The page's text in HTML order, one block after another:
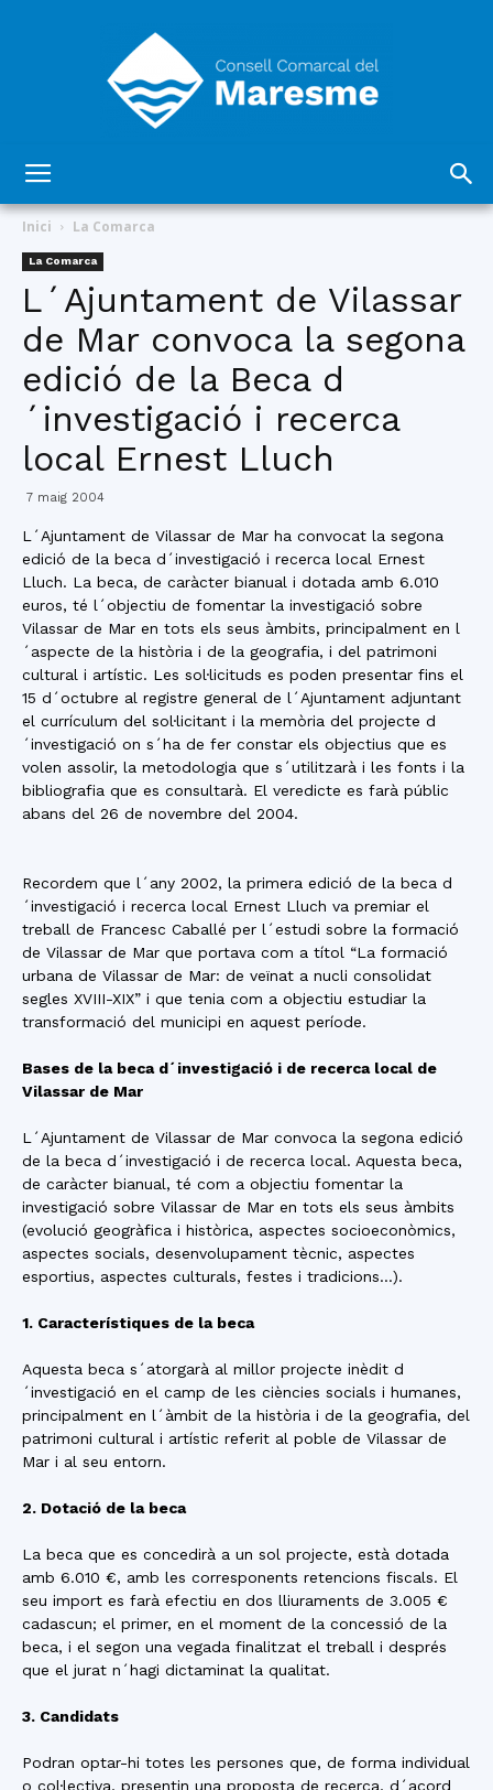
Comarcal
del
Inici La Comarca
La Comarca
L´Ajuntament de Vilassar
de Mar convoca la segona
edició de la Beca d
´investigació i recerca
local Ernest Lluch
7 maig 2004
L´Ajuntament de Vilassar de Mar ha convocat la segona
edició de la beca d´investigació i recerca local Ernest
Lluch. La beca, de caràcter bianual i dotada amb 6.010
euros, té l´objectiu de fomentar la investigació sobre
Vilassar de Mar en tots els seus àmbits, principalment en l
´aspecte de la història i de la geografia, i del patrimoni
cultural i artístic. Les sol·licituds es poden presentar fins el
15 d´octubre al registre general de l´Ajuntament adjuntant
el currículum del sol·licitant i la memòria del projecte d
´investigació on s´ha de fer constar els objectius que es
volen assolir, la metodologia que s´utilitzarà i les fonts i la
bibliografia que es consultarà. El veredicte es farà públic
abans del 26 de novembre del 2004.
Recordem que l´any 2002, la primera edició de la beca d
´investigació i recerca local Ernest Lluch va premiar el
treball de Francesc Caballé per l´estudi sobre la formació
de Vilassar de Mar que portava com a títol “La formació
urbana de Vilassar de Mar: de veïnat a nucli consolidat
segles XVIII-XIX” i que tenia com a objectiu estudiar la
transformació del municipi en aquest període.
Bases de la beca d´investigació i de recerca local de
Vilassar de Mar
L´Ajuntament de Vilassar de Mar convoca la segona edició
de la beca d´investigació i de recerca local. Aquesta beca,
de caràcter bianual, té com a objectiu fomentar la
investigació sobre Vilassar de Mar en tots els seus àmbits
(evolució geogràfica i històrica, aspectes socioeconòmics,
aspectes socials, desenvolupament tècnic, aspectes
esportius, aspectes culturals, festes i tradicions…).
1. Característiques de la beca
Aquesta beca s´atorgarà al millor projecte inèdit d
´investigació en el camp de les ciències socials i humanes,
principalment en l´àmbit de la història i de la geografia, del
patrimoni cultural i artístic referit al poble de Vilassar de
Mar i al seu entorn.
2. Dotació de la beca
La beca que es concedirà a un sol projecte, està dotada
amb 6.010 €, amb les corresponents retencions fiscals. El
seu import es farà efectiu en dos lliuraments de 3.005 €
cadascun; el primer, en el moment de la concessió de la
beca, i el segon una vegada finalitzat el treball i després
que el jurat n´hagi dictaminat la qualitat.
3. Candidats
Podran optar-hi totes les persones que, de forma individual
o col·lectiva, presentin una proposta de recerca, d´acord